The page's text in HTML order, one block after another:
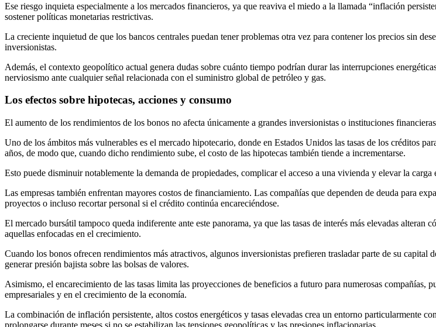
Ese riesgo inquieta especialmente a los mercados financieros, ya que reaviva el miedo a la llamada “inflación
sostener políticas monetarias restrictivas.
La creciente inquietud de que los bancos centrales puedan tener problemas otra vez para contener los precios sin
inversionistas.
Además, el contexto geopolítico actual genera dudas sobre cuánto tiempo podrían durar las interrupciones
nerviosismo ante cualquier señal relacionada con el suministro global de petróleo y gas.
Los efectos sobre hipotecas, acciones y consumo
El aumento de los rendimientos de los bonos no afecta únicamente a grandes inversionistas o instituciones
Uno de los ámbitos más vulnerables es el mercado hipotecario, donde en Estados Unidos las tasas de los créditos
años, de modo que, cuando dicho rendimiento sube, el costo de las hipotecas también tiende a incrementarse.
Esto puede disminuir notablemente la demanda de propiedades, complicar el acceso a una vivienda y elevar la
Las empresas también enfrentan mayores costos de financiamiento. Las compañías que dependen de deuda para
proyectos o incluso recortar personal si el crédito continúa encareciéndose.
El mercado bursátil tampoco queda indiferente ante este panorama, ya que las tasas de interés más elevadas
aquellas enfocadas en el crecimiento.
Cuando los bonos ofrecen rendimientos más atractivos, algunos inversionistas prefieren trasladar parte de su capital
generar presión bajista sobre las bolsas de valores.
Asimismo, el encarecimiento de las tasas limita las proyecciones de beneficios a futuro para numerosas
empresariales y en el crecimiento de la economía.
La combinación de inflación persistente, altos costos energéticos y tasas elevadas crea un entorno particularmente